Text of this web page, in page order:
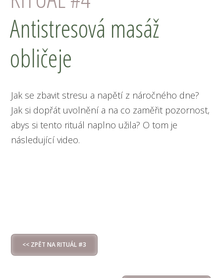
Antistresová masáž
obličeje
Jak se zbavit stresu a napětí z náročného dne?
Jak si dopřát uvolnění a na co zaměřit pozornost,
abys si tento rituál naplno užila? O tom je
následující video.
<< ZPĚT NA RITUÁL #3